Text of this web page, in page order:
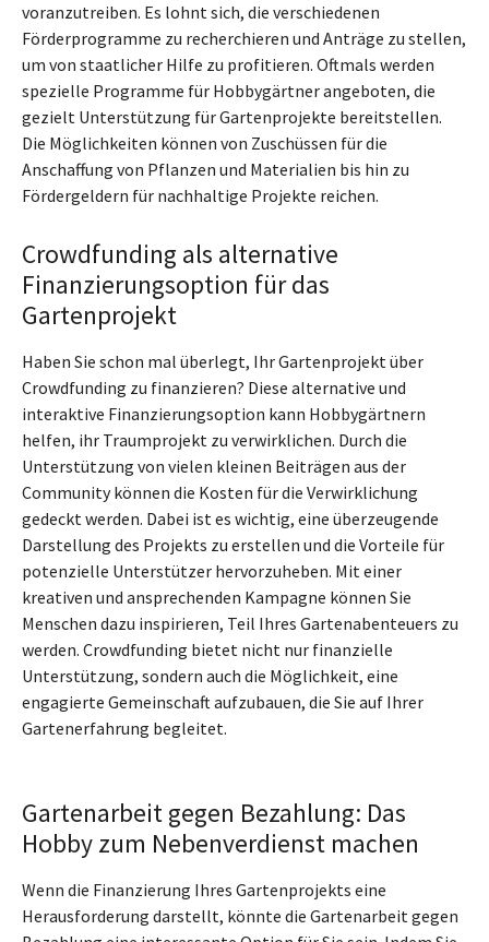
voranzutreiben. Es lohnt sich, die verschiedenen
Förderprogramme zu recherchieren und Anträge zu stellen,
um von staatlicher Hilfe zu profitieren. Oftmals werden
spezielle Programme für Hobbygärtner angeboten, die
gezielt Unterstützung für Gartenprojekte bereitstellen.
Die Möglichkeiten können von Zuschüssen für die
Anschaffung von Pflanzen und Materialien bis hin zu
Fördergeldern für nachhaltige Projekte reichen.
Crowdfunding als alternative
Finanzierungsoption für das
Gartenprojekt
Haben Sie schon mal überlegt, Ihr Gartenprojekt über
Crowdfunding zu finanzieren? Diese alternative und
interaktive Finanzierungsoption kann Hobbygärtnern
helfen, ihr Traumprojekt zu verwirklichen. Durch die
Unterstützung von vielen kleinen Beiträgen aus der
Community können die Kosten für die Verwirklichung
gedeckt werden. Dabei ist es wichtig, eine überzeugende
Darstellung des Projekts zu erstellen und die Vorteile für
potenzielle Unterstützer hervorzuheben. Mit einer
kreativen und ansprechenden Kampagne können Sie
Menschen dazu inspirieren, Teil Ihres Gartenabenteuers zu
werden. Crowdfunding bietet nicht nur finanzielle
Unterstützung, sondern auch die Möglichkeit, eine
engagierte Gemeinschaft aufzubauen, die Sie auf Ihrer
Gartenerfahrung begleitet.
Gartenarbeit gegen Bezahlung: Das
Hobby zum Nebenverdienst machen
Wenn die Finanzierung Ihres Gartenprojekts eine
Herausforderung darstellt, könnte die Gartenarbeit gegen